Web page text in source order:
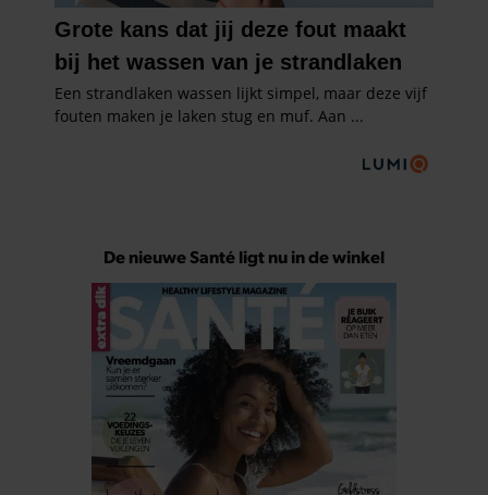
De nieuwe Santé ligt nu in de winkel